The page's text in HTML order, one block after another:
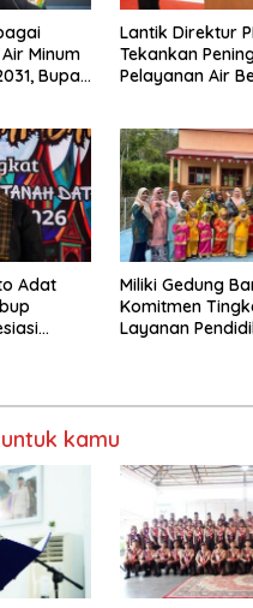
Minum
Bupati
Lantik Direktur
Tekankan
Pelayanan Air
Adat
Miliki Gedung
Komitmen
Layanan
kamu